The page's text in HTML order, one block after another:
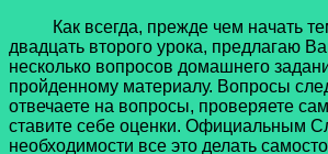
Как всегда, прежде чем начать
двадцать второго урока, предлагаю
несколько вопросов домашнего
пройденному материалу. Вопросы
отвечаете на вопросы, проверяете
ставите себе оценки. Официальным
необходимости все это делать